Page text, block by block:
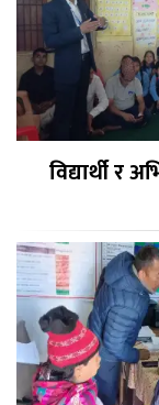
विद्यार्थी र